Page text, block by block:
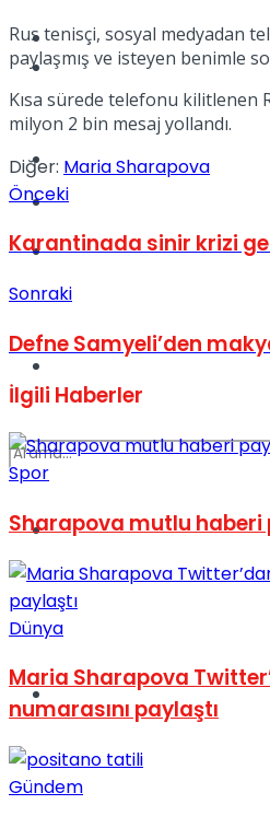
TV
Kadınca
Türkiye
Müzik
Tatil
Spor
Podcast
No Result
View All Result
Rus tenisçi, sosyal medyadan
paylaşmış ve isteyen benimle
Kısa sürede telefonu kilitlenen
milyon 2 bin mesaj yollandı.
Diğer: Maria Sharapova
Önceki
Karantinada sinir krizi
Sonraki
Defne Samyeli’den
İlgili Haberler
Spor
Sharapova mutlu haberi
Dünya
Maria Sharapova
numarasını paylaştı
Gündem